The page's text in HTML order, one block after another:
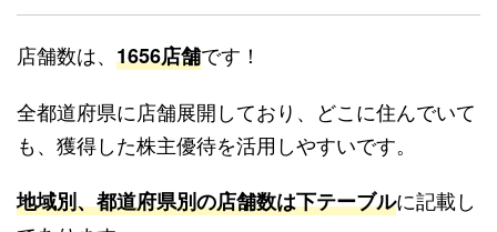
店舗数は、 1656店舗です！
全都道府県に店舗展開しており、どこに住んでいて
も、獲得した株主優待を活用しやすいです。
地域別、都道府県別の店舗数は下テーブルに記載し